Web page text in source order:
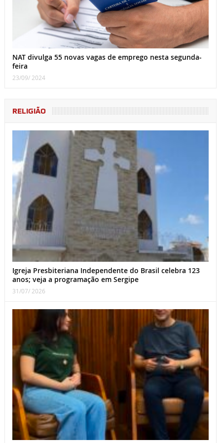
NAT divulga 55 novas vagas de emprego nesta segunda-
feira
23/09/ 2024
RELIGIÃO
Igreja Presbiteriana Independente do Brasil celebra 123
anos; veja a programação em Sergipe
31/07/ 2026